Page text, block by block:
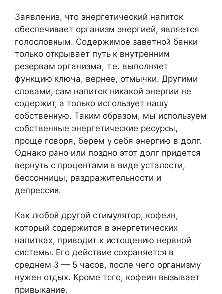
Заявление, что энергетический напиток
обеспечивает организм энергией, является
голословным. Содержимое заветной банки
только открывает путь к внутренним
резервам организма, т.е. выполняет
функцию ключа, вернее, отмычки. Другими
словами, сам напиток никакой энергии не
содержит, а только использует нашу
собственную. Таким образом, мы используем
собственные энергетические ресурсы,
проще говоря, берем у себя энергию в долг.
Однако рано или поздно этот долг придется
вернуть с процентами в виде усталости,
бессонницы, раздражительности и
депрессии.
Как любой другой стимулятор, кофеин,
который содержится в энергетических
напитках, приводит к истощению нервной
системы. Его действие сохраняется в
среднем 3 — 5 часов, после чего организму
нужен отдых. Кроме того, кофеин вызывает
привыкание.